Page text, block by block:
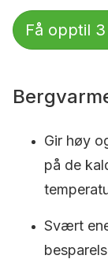
Få opptil
Gir høy
på de
Svært